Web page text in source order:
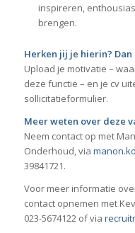
inspireren,
brengen.
Herken jij je hierin?
Upload je motivatie –
deze functie – en je cv
sollicitatieformulier.
Meer weten over deze
Neem contact op met
Onderhoud, via
39841721.
Voor meer informatie
contact opnemen met
023-5674122 of via